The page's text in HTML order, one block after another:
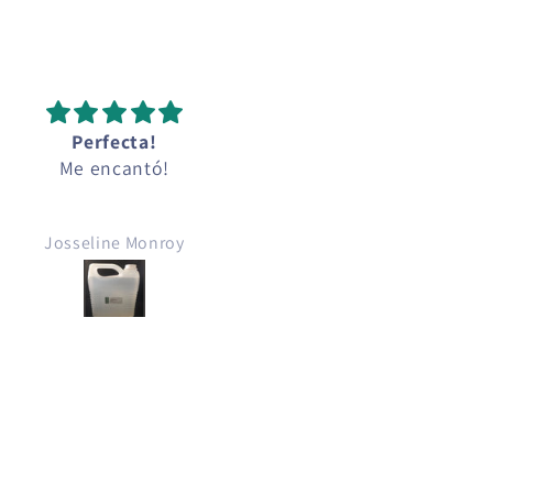
Perfecta!
Me encantó!
Josseline Monroy